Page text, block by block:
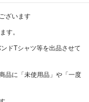
ざいます
す。
ドTシャツ等を出品させて
品に「未使用品」や「一度